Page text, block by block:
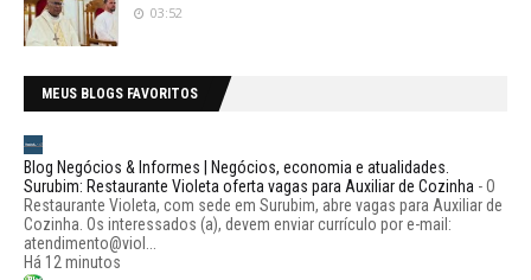
03:52
MEUS BLOGS FAVORITOS
Blog Negócios & Informes | Negócios, economia e atualidades.
Surubim: Restaurante Violeta oferta vagas para Auxiliar de Cozinha -O
Restaurante Violeta, com sede em Surubim, abre vagas para Auxiliar de
Cozinha. Os interessados (a), devem enviar currículo por e-mail:
atendimento@viol...
Há 12 minutos